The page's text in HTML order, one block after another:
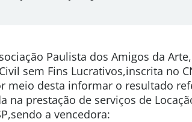
Paulista dos Amigos da
sem Fins Lucrativos,inscrita no
meio desta informar o resultado
na prestação de serviços de
a vencedora: